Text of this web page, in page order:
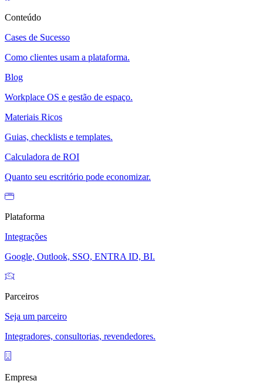
Conteúdo
Cases de Sucesso
Como clientes usam a plataforma.
Blog
Workplace OS e gestão de espaço.
Materiais Ricos
Guias, checklists e templates.
Calculadora de ROI
Quanto seu escritório pode economizar.
Plataforma
Integrações
Google, Outlook, SSO, ENTRA ID, BI.
Parceiros
Seja um parceiro
Integradores, consultorias, revendedores.
Empresa